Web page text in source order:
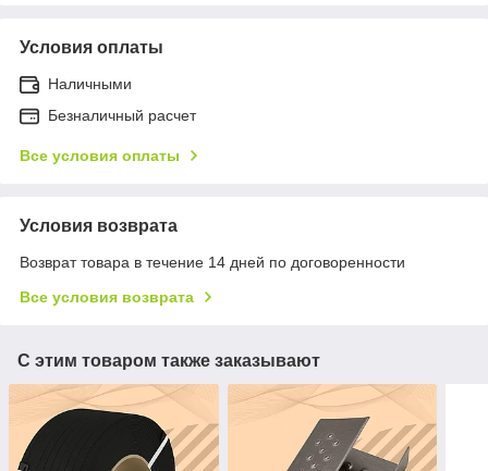
Условия оплаты
Наличными
Безналичный расчет
Все условия оплаты
Условия возврата
Возврат товара в течение 14 дней по договоренности
Все условия возврата
С этим товаром также заказывают